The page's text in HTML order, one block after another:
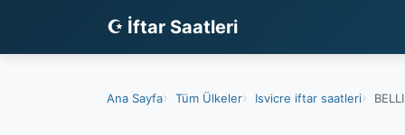
☪ İftar Saatleri
Ana Sayfa Tüm Ülkeler Isvicre iftar saatleri